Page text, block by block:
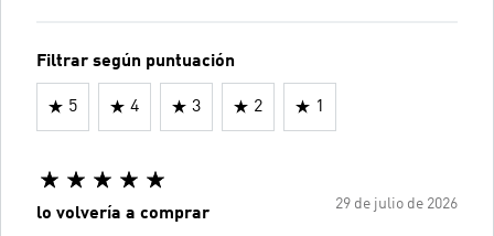
Filtrar según puntuación
5 4 3 2 1
29 de julio de 2026
lo volvería a comprar